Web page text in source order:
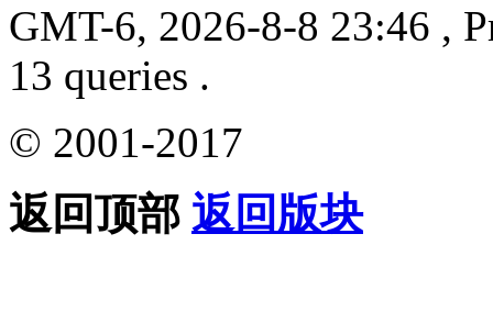
GMT-6, 2026-8-8 23:46 ,
13 queries .
© 2001-2017
返回顶部 返回版块